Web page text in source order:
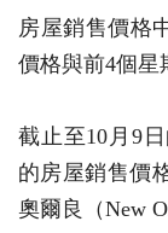
房屋銷售價格
價格與前4個星
截止至10月9
的房屋銷售價
奧爾良（New